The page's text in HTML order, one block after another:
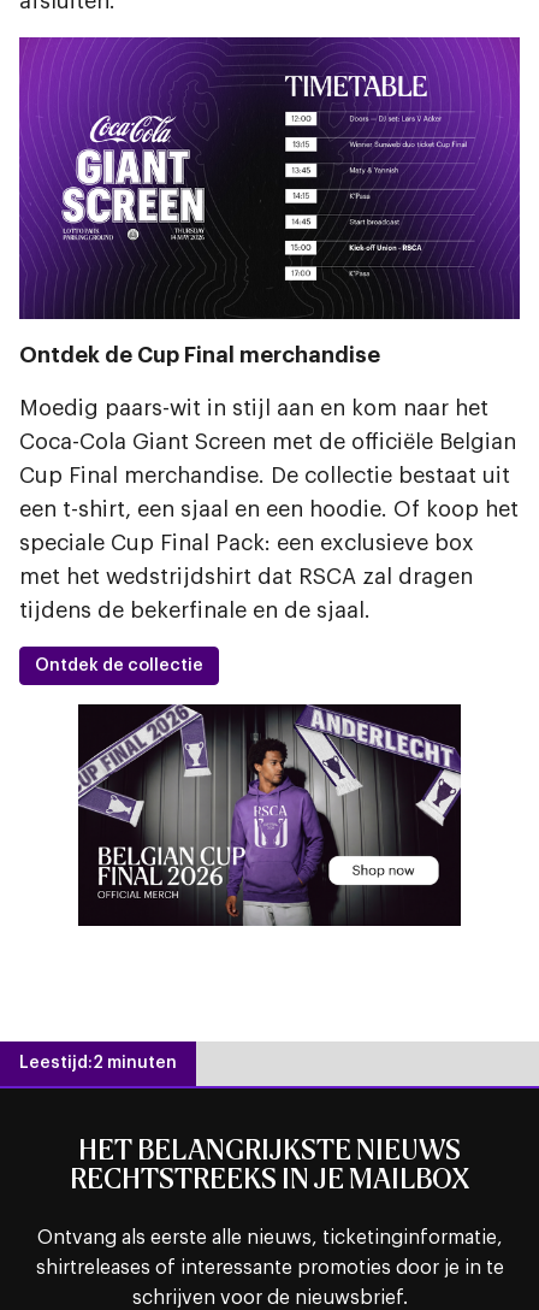
Afbeelding
Ontdek de Cup Final merchandise
Moedig paars-wit in stijl aan en kom naar het
Coca-Cola Giant Screen met de officiële Belgian
Cup Final merchandise. De collectie bestaat uit
een t-shirt, een sjaal en een hoodie. Of koop het
speciale Cup Final Pack: een exclusieve box
met het wedstrijdshirt dat RSCA zal dragen
tijdens de bekerfinale en de sjaal.
Ontdek de collectie
Afbeelding
Leestijd:2 minuten
HET BELANGRIJKSTE NIEUWS
RECHTSTREEKS IN JE MAILBOX
Ontvang als eerste alle nieuws, ticketinginformatie,
shirtreleases of interessante promoties door je in te
schrijven voor de nieuwsbrief.